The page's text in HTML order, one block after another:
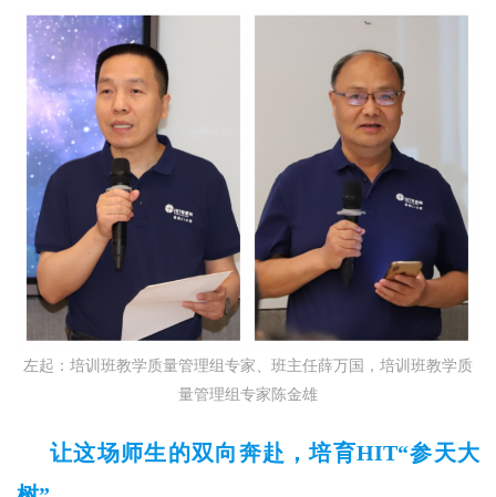
左起：培训班教学质量管理组专家、班主任薛万国，培训班教学质
量管理组专家陈金雄
让这场师生的双向奔赴，培育HIT“参天大